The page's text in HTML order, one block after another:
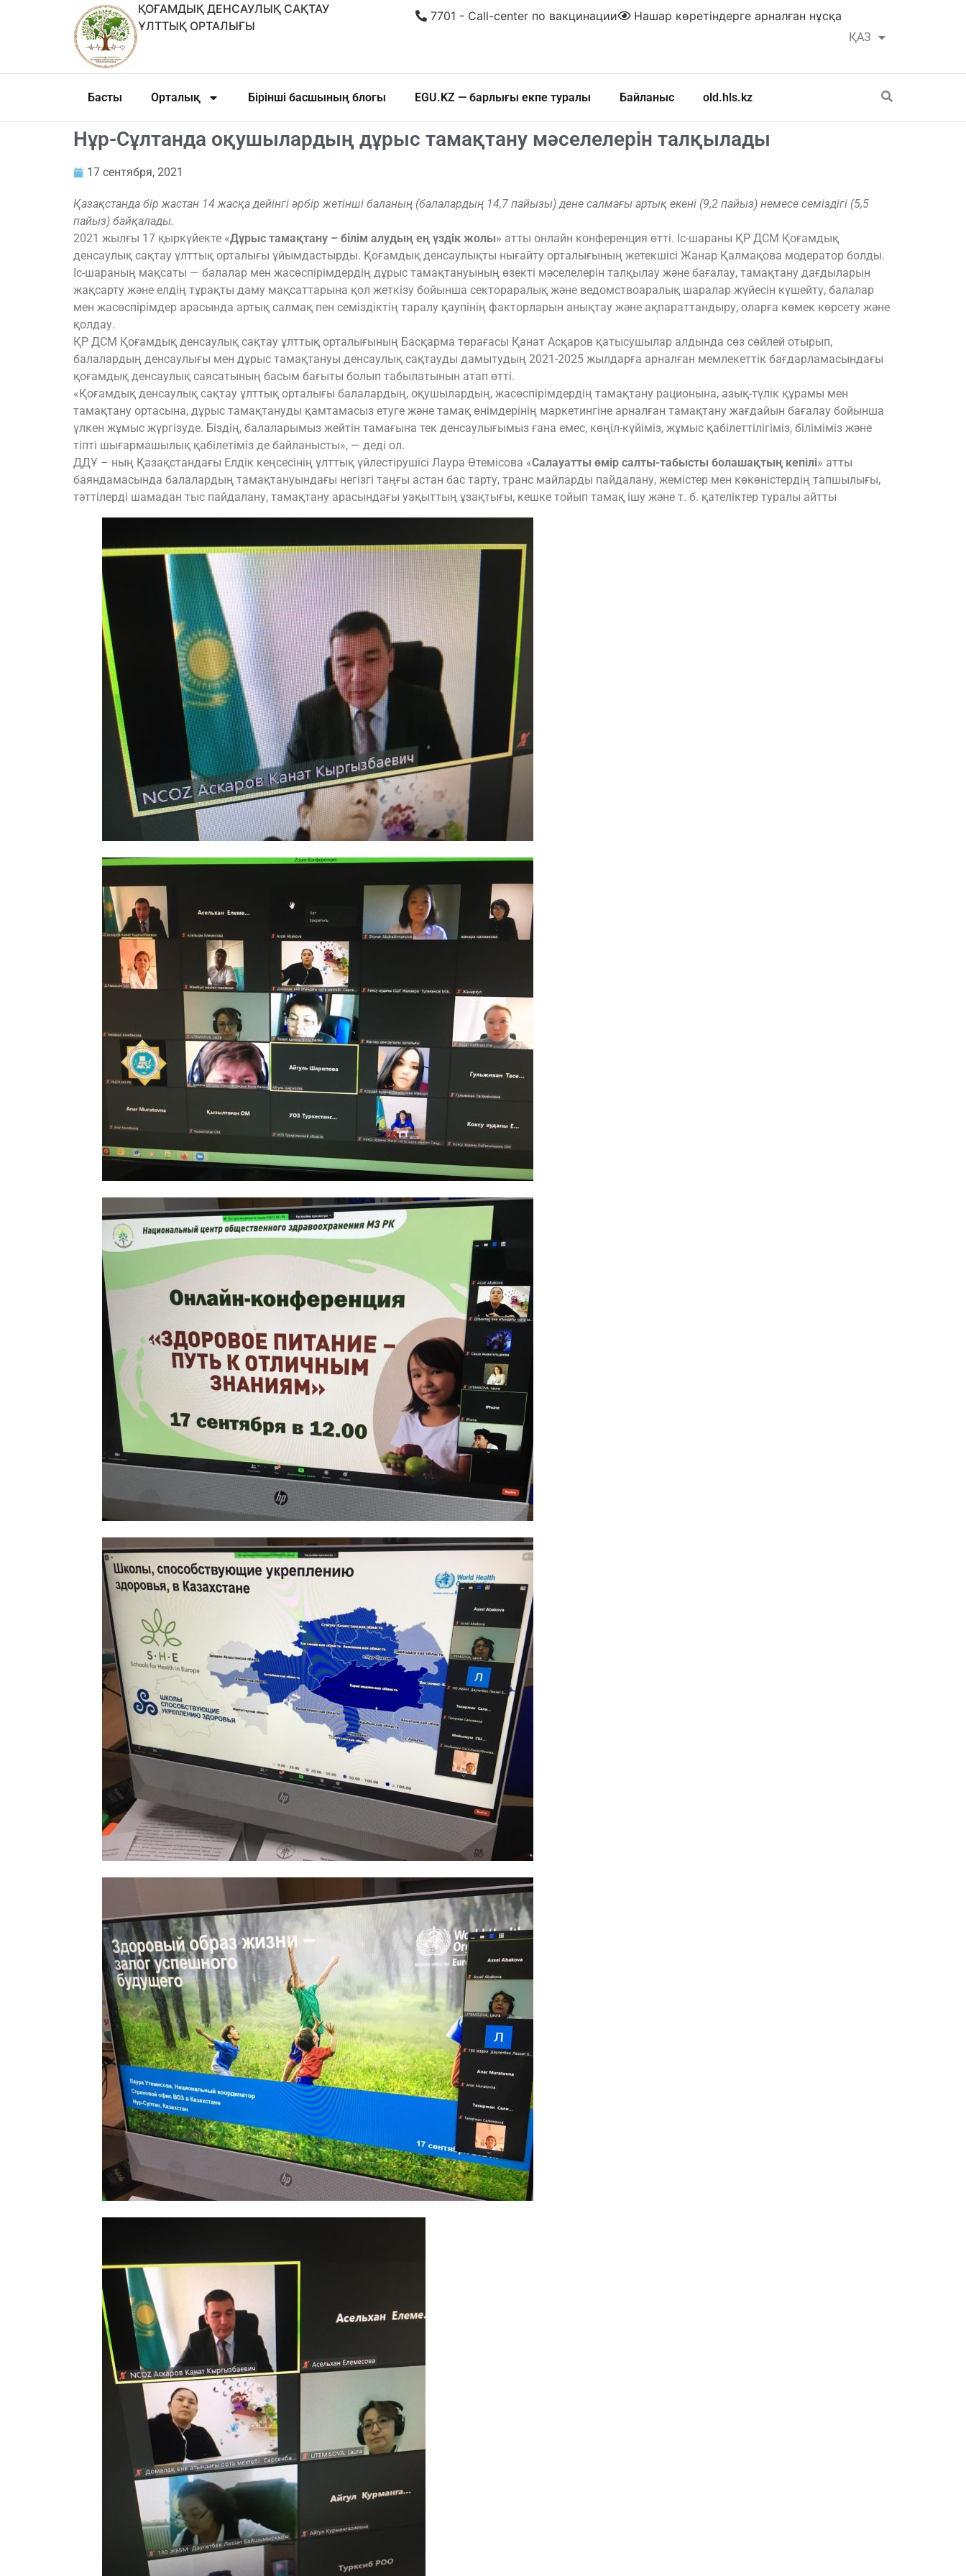
ҚОҒАМДЫҚ ДЕНСАУЛЫҚ САҚТАУ
ҰЛТТЫҚ ОРТАЛЫҒЫ
ҚАЗ
РУС
Нашар көретіндерге арналған нұсқа
7701 - Call-center по вакцинации
Басты Орталық Бірінші басшының блогы EGU.KZ — барлығы екпе туралы Байланыс old.hls.kz
Нұр-Сұлтанда оқушылардың дұрыс тамақтану мәселелерін талқылады
17 сентября, 2021
Қазақстанда бір жастан 14 жасқа дейінгі әрбір жетінші баланың (балалардың 14,7 пайызы) дене салмағы артық екені (9,2 пайыз) немесе семіздігі (5,5
пайыз) байқалады.
2021 жылғы 17 қыркүйекте «Дұрыс тамақтану – білім алудың ең үздік жолы» атты онлайн конференция өтті. Іс-шараны ҚР ДСМ Қоғамдық
денсаулық сақтау ұлттық орталығы ұйымдастырды. Қоғамдық денсаулықты нығайту орталығының жетекшісі Жанар Қалмақова модератор болды.
Іс-шараның мақсаты — балалар мен жасөспірімдердің дұрыс тамақтануының өзекті мәселелерін талқылау және бағалау, тамақтану дағдыларын
жақсарту және елдің тұрақты даму мақсаттарына қол жеткізу бойынша сектораралық және ведомствоаралық шаралар жүйесін күшейту, балалар
мен жасөспірімдер арасында артық салмақ пен семіздіктің таралу қаупінің факторларын анықтау және ақпараттандыру, оларға көмек көрсету және
қолдау.
ҚР ДСМ Қоғамдық денсаулық сақтау ұлттық орталығының Басқарма төрағасы Қанат Асқаров қатысушылар алдында сөз сөйлей отырып,
балалардың денсаулығы мен дұрыс тамақтануы денсаулық сақтауды дамытудың 2021-2025 жылдарға арналған мемлекеттік бағдарламасындағы
қоғамдық денсаулық саясатының басым бағыты болып табылатынын атап өтті.
«Қоғамдық денсаулық сақтау ұлттық орталығы балалардың, оқушылардың, жасөспірімдердің тамақтану рационына, азық-түлік құрамы мен
тамақтану ортасына, дұрыс тамақтануды қамтамасыз етуге және тамақ өнімдерінің маркетингіне арналған тамақтану жағдайын бағалау бойынша
үлкен жұмыс жүргізуде. Біздің, балаларымыз жейтін тамағына тек денсаулығымыз ғана емес, көңіл-күйіміз, жұмыс қабілеттілігіміз, біліміміз және
тіпті шығармашылық қабілетіміз де байланысты», — деді ол.
ДДҰ – ның Қазақстандағы Елдік кеңсесінің ұлттық үйлестірушісі Лаура Өтемісова «Салауатты өмір салты-табысты болашақтың кепілі» атты
баяндамасында балалардың тамақтануындағы негізгі таңғы астан бас тарту, транс майларды пайдалану, жемістер мен көкөністердің тапшылығы,
тәттілерді шамадан тыс пайдалану, тамақтану арасындағы уақыттың ұзақтығы, кешке тойып тамақ ішу және т. б. қателіктер туралы айтты